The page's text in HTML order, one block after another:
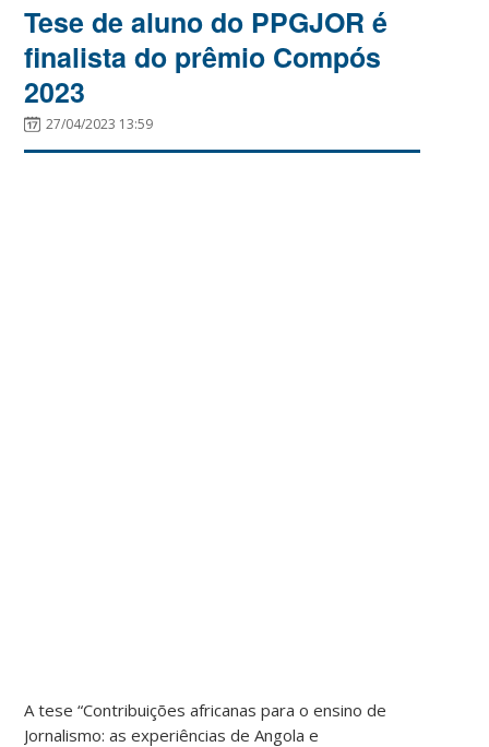
Tese de aluno do PPGJOR é
finalista do prêmio Compós
2023
27/04/2023 13:59
A tese “Contribuições africanas para o ensino de
Jornalismo: as experiências de Angola e